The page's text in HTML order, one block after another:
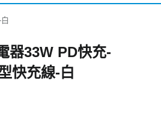
器33W PD快充-
快充線-白